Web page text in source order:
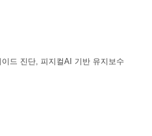
드 진단, 피지컬AI 기반 유지보수